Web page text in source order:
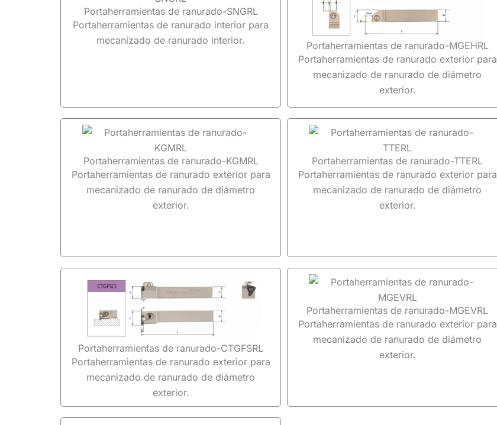
Portaherramientas de ranurado-SNGRL
Portaherramientas de ranurado interior para
mecanizado de ranurado interior.
Portaherramientas de ranurado-MGEHRL
Portaherramientas de ranurado exterior para
mecanizado de ranurado de diámetro
exterior.
Portaherramientas de ranurado-KGMRL
Portaherramientas de ranurado exterior para
mecanizado de ranurado de diámetro
exterior.
Portaherramientas de ranurado-TTERL
Portaherramientas de ranurado exterior para
mecanizado de ranurado de diámetro
exterior.
Portaherramientas de ranurado-CTGFSRL
Portaherramientas de ranurado exterior para
mecanizado de ranurado de diámetro
exterior.
Portaherramientas de ranurado-MGEVRL
Portaherramientas de ranurado exterior para
mecanizado de ranurado de diámetro
exterior.